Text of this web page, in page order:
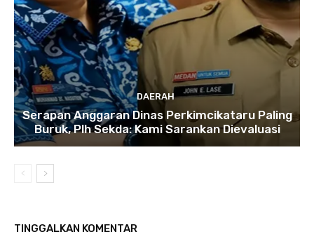
DAERAH
Serapan Anggaran Dinas Perkimcikataru Paling
Buruk, Plh Sekda: Kami Sarankan Dievaluasi
TINGGALKAN KOMENTAR